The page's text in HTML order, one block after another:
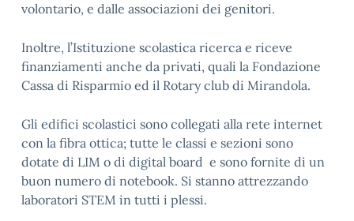
volontario, e dalle associazioni dei genitori.
Inoltre, l’Istituzione scolastica ricerca e riceve
finanziamenti anche da privati, quali la Fondazione
Cassa di Risparmio ed il Rotary club di Mirandola.
Gli edifici scolastici sono collegati alla rete internet
con la fibra ottica; tutte le classi e sezioni sono
dotate di LIM o di digital board e sono fornite di un
buon numero di notebook. Si stanno attrezzando
laboratori STEM in tutti i plessi.